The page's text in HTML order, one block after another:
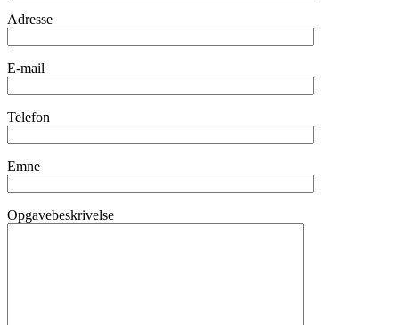
Adresse
E-mail
Telefon
Emne
Opgavebeskrivelse